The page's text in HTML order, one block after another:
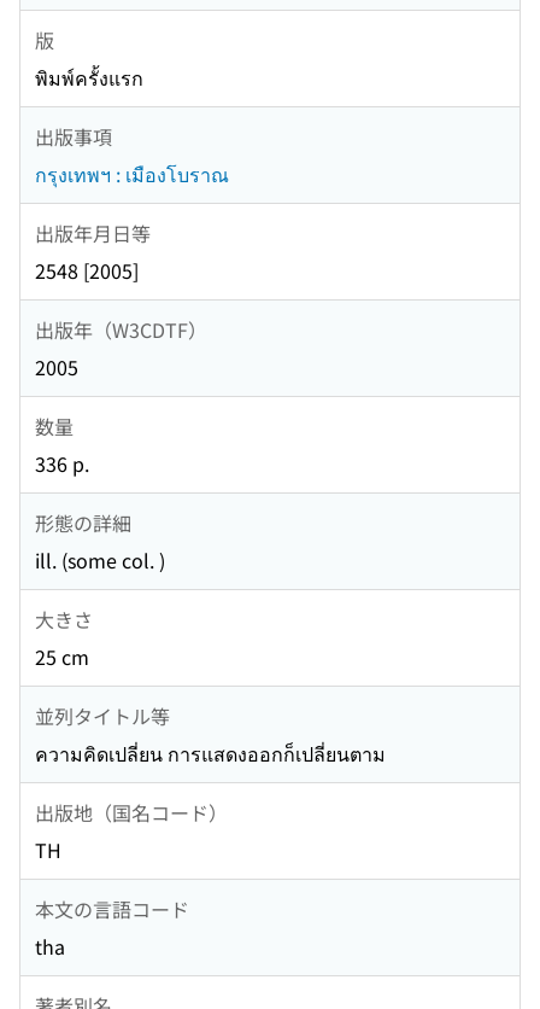
版
พิมพ์ครั้งแรก
出版事項
กรุงเทพฯ : เมืองโบราณ
出版年月日等
2548 [2005]
出版年（W3CDTF）
2005
数量
336 p.
形態の詳細
ill. (some col. )
大きさ
25 cm
並列タイトル等
ความคิดเปลี่ยน การแสดงออกก็เปลี่ยนตาม
出版地（国名コード）
TH
本文の言語コード
tha